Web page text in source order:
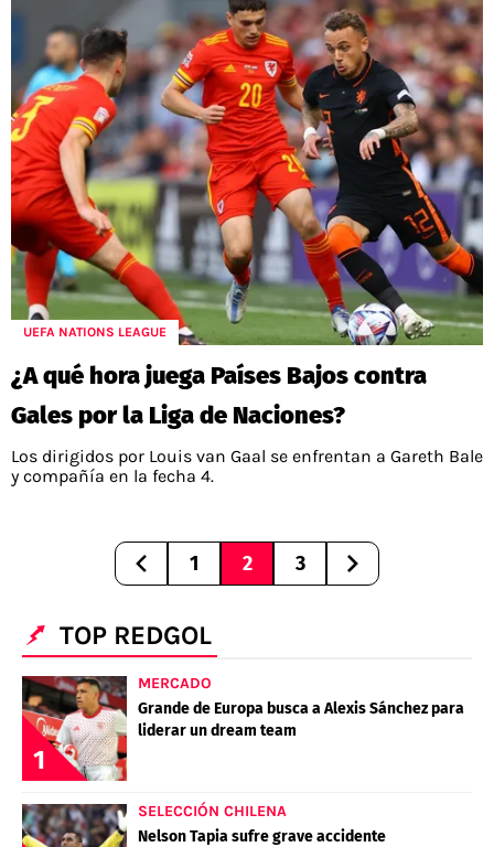
UEFA NATIONS LEAGUE
¿A qué hora juega Países Bajos contra
Gales por la Liga de Naciones?
Los dirigidos por Louis van Gaal se enfrentan a Gareth Bale
y compañía en la fecha 4.
1 2 3
TOP REDGOL
1
MERCADO
Grande de Europa busca a Alexis Sánchez para
liderar un dream team
SELECCIÓN CHILENA
Nelson Tapia sufre grave accidente